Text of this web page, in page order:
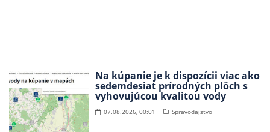
Na kúpanie je k dispozícii viac ako
sedemdesiat prírodných plôch s
vyhovujúcou kvalitou vody
07.08.2026, 00:01 Spravodajstvo